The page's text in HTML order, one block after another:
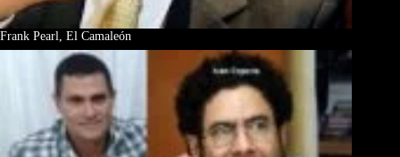
Frank Pearl, El Camaleón